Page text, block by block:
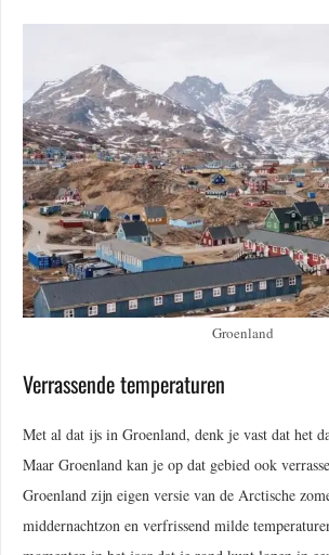
Groenland
Verrassende temperaturen
Met al dat ijs in Groenland, denk je vast dat het
Maar Groenland kan je op dat gebied ook
Groenland zijn eigen versie van de Arctische
middernachtzon en verfrissend milde